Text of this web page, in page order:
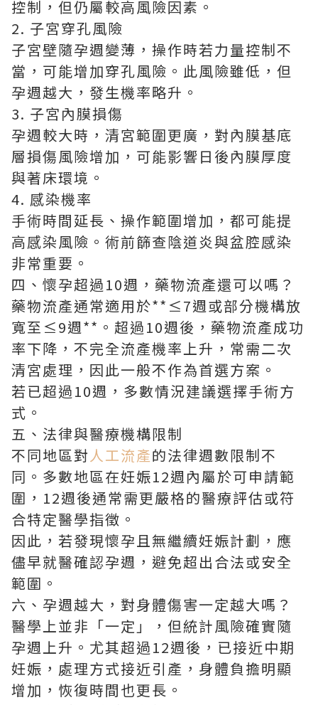
控制，但仍屬較高風險因素。
2. 子宮穿孔風險
子宮壁隨孕週變薄，操作時若力量控制不
當，可能增加穿孔風險。此風險雖低，但
孕週越大，發生機率略升。
3. 子宮內膜損傷
孕週較大時，清宮範圍更廣，對內膜基底
層損傷風險增加，可能影響日後內膜厚度
與著床環境。
4. 感染機率
手術時間延長、操作範圍增加，都可能提
高感染風險。術前篩查陰道炎與盆腔感染
非常重要。
四、懷孕超過10週，藥物流產還可以嗎？
藥物流產通常適用於**≤7週或部分機構放
寬至≤9週**。超過10週後，藥物流產成功
率下降，不完全流產機率上升，常需二次
清宮處理，因此一般不作為首選方案。
若已超過10週，多數情況建議選擇手術方
式。
五、法律與醫療機構限制
不同地區對人工流產的法律週數限制不
同。多數地區在妊娠12週內屬於可申請範
圍，12週後通常需更嚴格的醫療評估或符
合特定醫學指徵。
因此，若發現懷孕且無繼續妊娠計劃，應
儘早就醫確認孕週，避免超出合法或安全
範圍。
六、孕週越大，對身體傷害一定越大嗎？
醫學上並非「一定」，但統計風險確實隨
孕週上升。尤其超過12週後，已接近中期
妊娠，處理方式接近引產，身體負擔明顯
增加，恢復時間也更長。